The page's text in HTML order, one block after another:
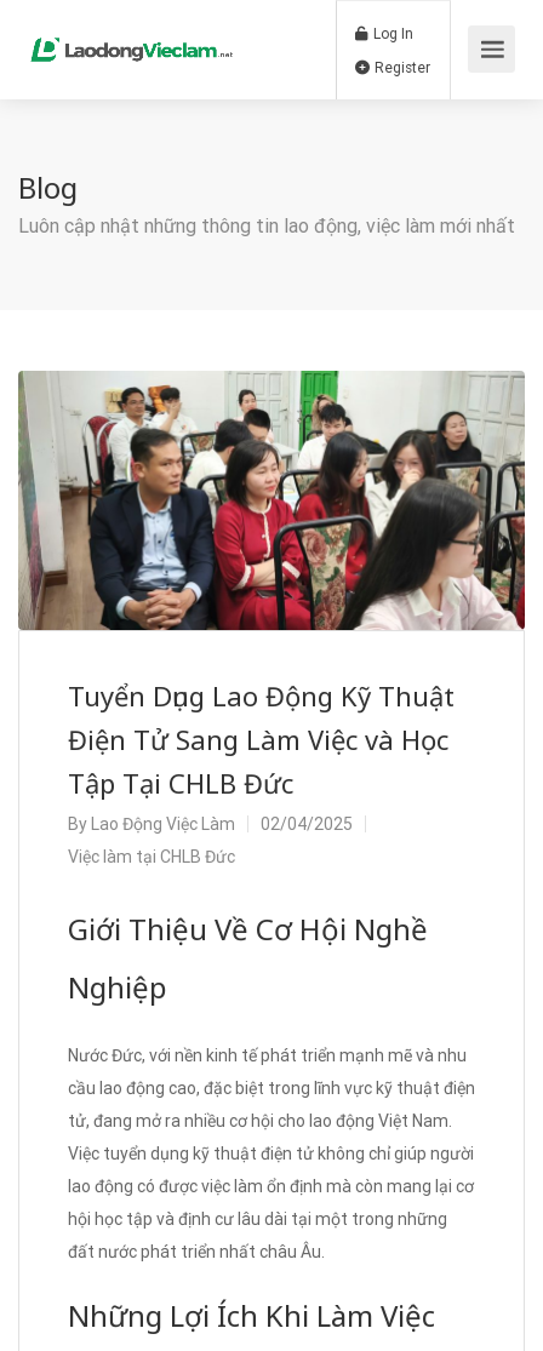
Log In
Blog
Luôn cập nhật những thông tin lao động, việc làm mới nhất
Tuyển Dụng Lao Động Kỹ Thuật
Điện Tử Sang Làm Việc và Học
Tập Tại CHLB Đức
By Lao Động Việc Làm
02/04/2025
Việc làm tại CHLB Đức
Giới Thiệu Về Cơ Hội Nghề
Nghiệp
Nước Đức, với nền kinh tế phát triển mạnh mẽ và nhu
cầu lao động cao, đặc biệt trong lĩnh vực kỹ thuật điện
tử, đang mở ra nhiều cơ hội cho lao động Việt Nam.
Việc tuyển dụng kỹ thuật điện tử không chỉ giúp người
lao động có được việc làm ổn định mà còn mang lại cơ
hội học tập và định cư lâu dài tại một trong những
đất nước phát triển nhất châu Âu.
Những Lợi Ích Khi Làm Việc